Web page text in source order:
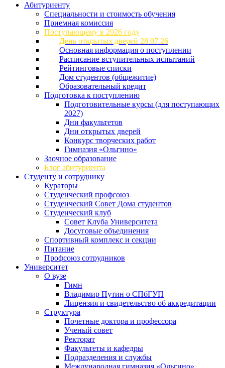
Абитуриенту
Специальности и стоимость обучения
Приемная комиссия
Поступающему в 2026 году
День открытых дверей 28.07.26
Основная информация о поступлении
Расписание вступительных испытаний
Рейтинговые списки
Дом студентов (общежитие)
Образовательный кредит
Подготовка к поступлению
Подготовительные курсы (для поступающих
2027)
Дни факультетов
Дни открытых дверей
Конкурс творческих работ
Гимназия «Ольгино»
Заочное образование
Блог абитуриента
Студенту и сотруднику
Кураторы
Студенческий профсоюз
Студенческий Совет Дома студентов
Студенческий клуб
Совет Клуба Университета
Досуговые объединения
Спортивный комплекс и секции
Питание
Профсоюз сотрудников
Университет
О вузе
Гимн
Владимир Путин о СПбГУП
Лицензия и свидетельство об аккредитации
Структура
Почетные доктора и профессора
Ученый совет
Ректорат
Факультеты и кафедры
Подразделения и службы
Международная гимназия «Ольгино»